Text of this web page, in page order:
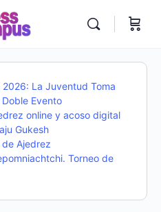
La Juventud Toma
Evento
online y acoso digital
Gukesh
Ajedrez
Torneo de